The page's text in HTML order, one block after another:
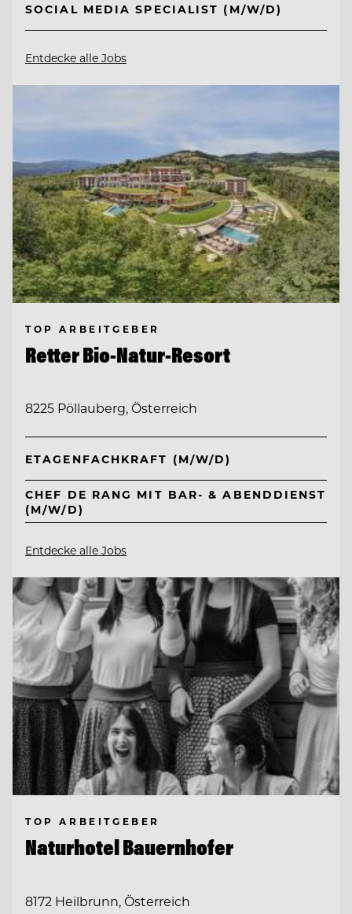
SOCIAL MEDIA SPECIALIST (M/W/D)
Entdecke alle Jobs
TOP ARBEITGEBER
Retter Bio-Natur-Resort
8225 Pöllauberg, Österreich
ETAGENFACHKRAFT (M/W/D)
CHEF DE RANG MIT BAR- & ABENDDIENST
(M/W/D)
Entdecke alle Jobs
TOP ARBEITGEBER
Naturhotel Bauernhofer
8172 Heilbrunn, Österreich